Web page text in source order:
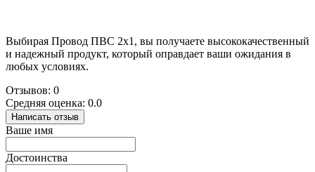
Выбирая Провод ПВС 2х1, вы получаете высококачественный
и надежный продукт, который оправдает ваши ожидания в
любых условиях.
Отзывов: 0
Средняя оценка: 0.0
Написать отзыв
Ваше имя
Достоинства